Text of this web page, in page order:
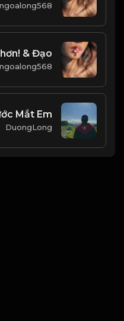
ngoalong568
ngoalong568
Mắt Em
DuongLong